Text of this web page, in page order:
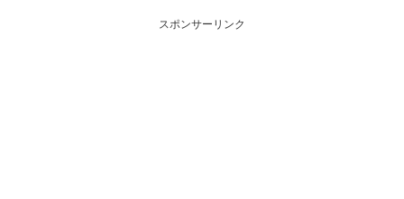
スポンサーリンク